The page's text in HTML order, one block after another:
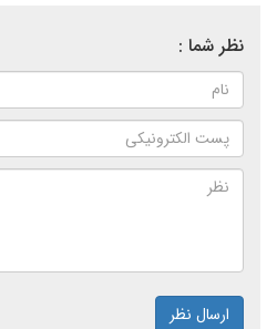
نظر شما :
ارسال نظر